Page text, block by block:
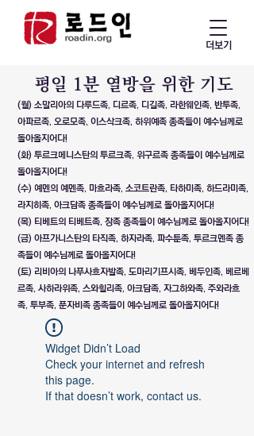
더보기
​평일 1분 열방을 위한 기도
(월) 소말리아의 다루드족, 디르족, 디길족, 라한웨인족, 반투족,
아파르족, 오로모족, 이스삭크족, 하위예족 종족들이 예수님께로
돌아올지어다!
(화) 투르크메니스탄의 투르크족, 위구르족 종족들이 예수님께로
돌아올지어다!
(수) 예멘의 예멘족, 마흐라족, 소코트란족, 타하미족, 하드라미족,
라지히족, 아크담족 종족들이 예수님께로 돌아올지어다!
(목) 티베트의 티베트족, 장족 종족들이 예수님께로 돌아올지어다!
(금) 아프가니스탄의 타직족, 하자라족, 파수툰족, 투르크멘족 종
족들이 예수님께로 돌아올지어다!
(토) 리비아의 나푸사흐자발족, 도마리기프시족, 베두인족, 베르베
르족, 사하라위족, 스와힐리족, 아크담족, 자그하와족, 주와라흐
족, 투부족, 푼자비족 종족들이 예수님께로 돌아올지어다!
Widget Didn’t Load
Check your internet and refresh
this page.
If that doesn’t work, contact us.